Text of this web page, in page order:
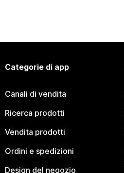
Categorie di app
Canali di vendita
Ricerca prodotti
Vendita prodotti
Ordini e spedizioni
Design del negozio